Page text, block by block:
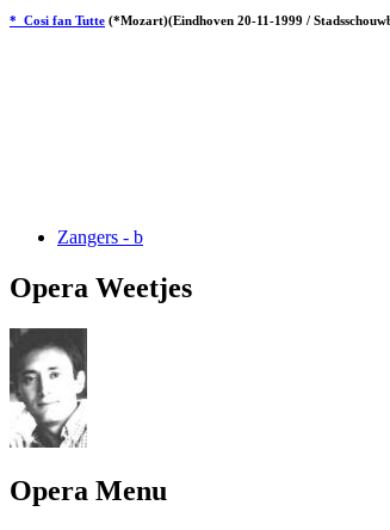
* Cosi fan Tutte (*Mozart)(Eindhoven 20-11-1999 /
Zangers - b
Opera Weetjes
Opera Menu